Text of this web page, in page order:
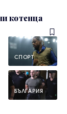
котенца
СПОРТ
БЪЛГАРИЯ